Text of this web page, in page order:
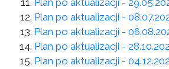
Plan po aktualizacji -
Plan po aktualizacji -
Plan po aktualizacji -
Plan po aktualizacji -
Plan po aktualizacji -